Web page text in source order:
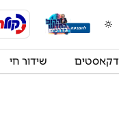
שידור חי